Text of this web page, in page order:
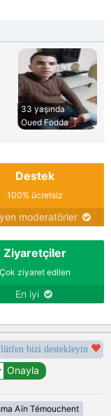
33 yaşında
Oued Fodda
Destek
100% ücretsiz
moderatörler
Ziyaretçiler
Çok ziyaret edilen
En iyi
bizi destekleyin
Aïn Témouchent